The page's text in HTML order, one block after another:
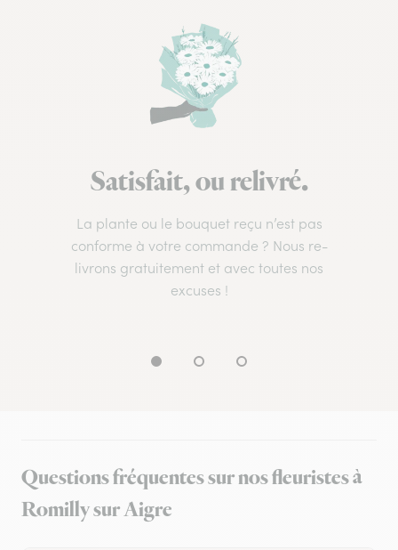
Satisfait, ou relivré.
La plante ou le bouquet reçu n’est pas
conforme à votre commande ? Nous re-
livrons gratuitement et avec toutes nos
excuses !
Questions fréquentes sur nos fleuristes à
Romilly sur Aigre